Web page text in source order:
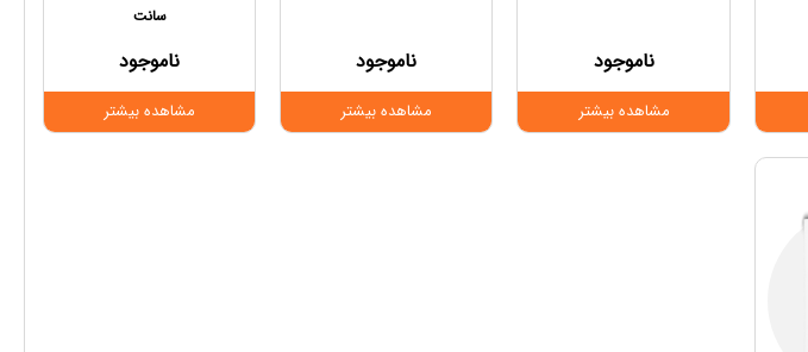
ناموجود
مشاهده بیشتر
ناموجود
مشاهده بیشتر
سانت
ناموجود
مشاهده بیشتر